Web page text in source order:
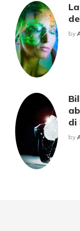
By
di
By